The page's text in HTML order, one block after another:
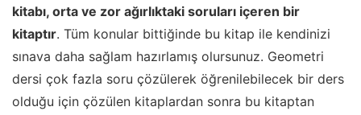
kitabı, orta ve zor ağırlıktaki soruları içeren bir
kitaptır. Tüm konular bittiğinde bu kitap ile kendinizi
sınava daha sağlam hazırlamış olursunuz. Geometri
dersi çok fazla soru çözülerek öğrenilebilecek bir ders
olduğu için çözülen kitaplardan sonra bu kitaptan